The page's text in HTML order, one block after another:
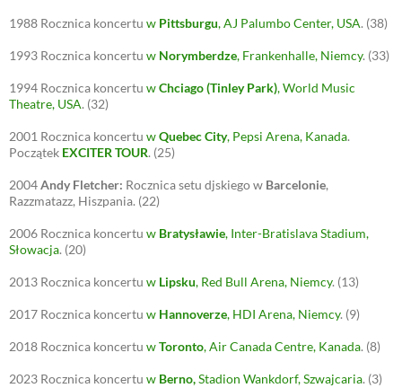
1988 Rocznica koncertu w Pittsburgu, AJ Palumbo Center, USA. (38)
1993 Rocznica koncertu w Norymberdze, Frankenhalle, Niemcy. (33)
1994 Rocznica koncertu wChciago (Tinley Park), World Music
Theatre, USA. (32)
2001 Rocznica koncertu wQuebec City, Pepsi Arena, Kanada.
Początek EXCITER TOUR. (25)
2004Andy Fletcher: Rocznica setu djskiego w Barcelonie,
Razzmatazz, Hiszpania. (22)
2006 Rocznica koncertu w Bratysławie, Inter-Bratislava Stadium,
Słowacja. (20)
2013 Rocznica koncertu w Lipsku, Red Bull Arena, Niemcy. (13)
2017 Rocznica koncertu w Hannoverze, HDI Arena, Niemcy. (9)
2018 Rocznica koncertu wToronto, Air Canada Centre, Kanada. (8)
2023 Rocznica koncertu w Berno,Stadion Wankdorf, Szwajcaria. (3)